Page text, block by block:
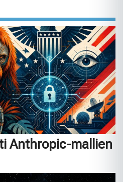
Anthropic-mallien